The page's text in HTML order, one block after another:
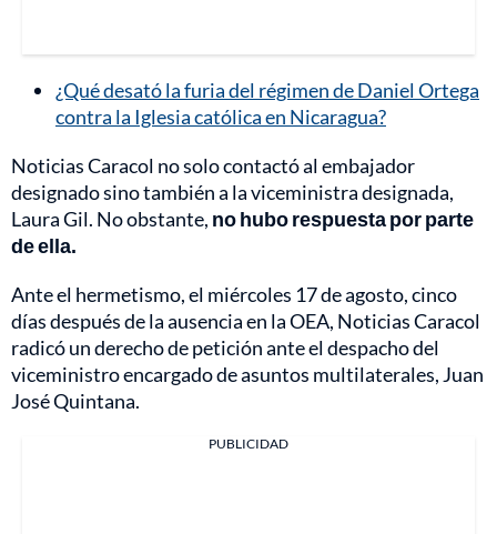
¿Qué desató la furia del régimen de Daniel Ortega
contra la Iglesia católica en Nicaragua?
Noticias Caracol no solo contactó al embajador
designado sino también a la viceministra designada,
Laura Gil. No obstante, no hubo respuesta por parte
de ella.
Ante el hermetismo, el miércoles 17 de agosto, cinco
días después de la ausencia en la OEA, Noticias Caracol
radicó un derecho de petición ante el despacho del
viceministro encargado de asuntos multilaterales, Juan
José Quintana.
PUBLICIDAD